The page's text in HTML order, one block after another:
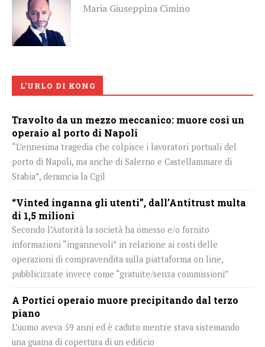
Maria Giuseppina Cimino
L'URLO DI KONG
Travolto da un mezzo meccanico: muore così un
operaio al porto di Napoli
“L’ennesima tragedia che colpisce i lavoratori portuali del
porto di Napoli, ma anche di Salerno e Castellammare di
Stabia”, denuncia la Cgil
“Vinted inganna gli utenti”, dall’Antitrust multa
di 1,5 milioni
Secondo l’Autorità la società ha omesso e/o fornito
informazioni “ingannevoli” in relazione ai costi delle
operazioni di compravendita sulla piattaforma on line,
pubblicizzate invece come “gratuite/senza commissioni”
A Portici operaio muore precipitando dal terzo
piano
L’uomo aveva 59 anni ed è caduto mentre stava sistemando
una guaina di copertura di un edificio